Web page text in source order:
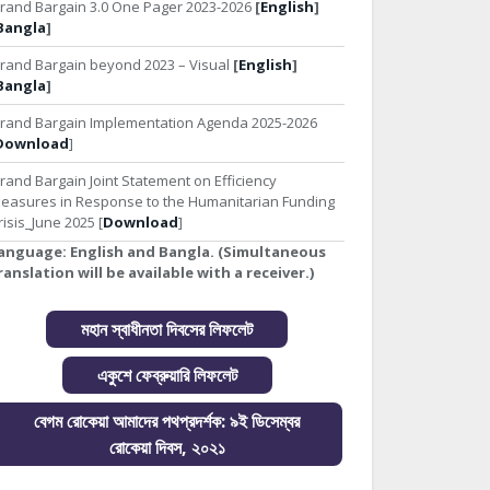
Bargain 3.0 One Pager 2023-2026 [English]
]
Bargain beyond 2023 – Visual [English]
]
Bargain Implementation Agenda 2025-2026
]
Bargain Joint Statement on Efficiency
in Response to the Humanitarian Funding
2025 [Download]
English and Bangla. (Simultaneous
will be available with a receiver.)
মহান স্বাধীনতা দিবসের লিফলেট
একুশে ফেব্রুয়ারি লিফলেট
বেগম রোকেয়া আমাদের পথপ্রদর্শক: ৯ই ডিসেম্বর
রোকেয়া দিবস, ২০২১